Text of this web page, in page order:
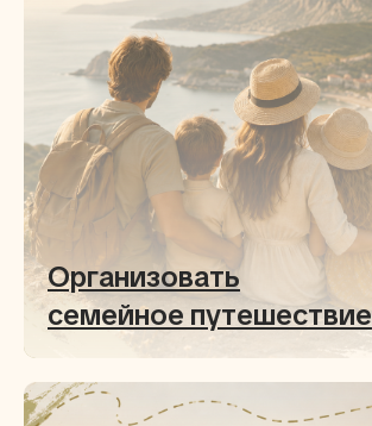
Организовать
семейное путешествие